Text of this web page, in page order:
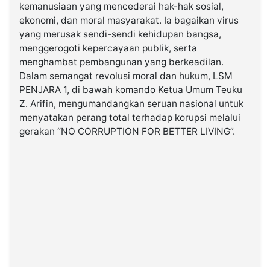
Kabarbaru.co
Kabarbaru
Media
kemanusiaan yang mencederai hak-hak sosial,
ekonomi, dan moral masyarakat. Ia bagaikan virus
yang merusak sendi-sendi kehidupan bangsa,
menggerogoti kepercayaan publik, serta
menghambat pembangunan yang berkeadilan.
Dalam semangat revolusi moral dan hukum, LSM
PENJARA 1, di bawah komando Ketua Umum Teuku
Z. Arifin, mengumandangkan seruan nasional untuk
menyatakan perang total terhadap korupsi melalui
gerakan “NO CORRUPTION FOR BETTER LIVING”.